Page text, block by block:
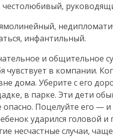
инфантильный.
и общительное
чувствует в компании.
дома. Уберите с его
в парке. Эти дети
Поцелуйте его —
ударился головой
несчастные случаи,